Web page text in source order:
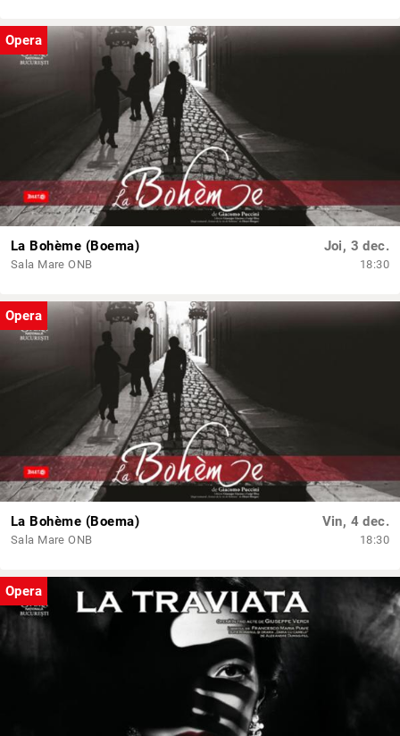
Opera
La Bohème (Boema)
Sala Mare ONB
Joi, 3 dec.
18:30
Opera
La Bohème (Boema)
Sala Mare ONB
Vin, 4 dec.
18:30
Opera